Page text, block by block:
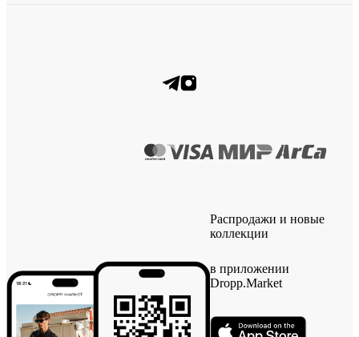
Распродажи и новые
коллекции
в приложении
Dropp.Market